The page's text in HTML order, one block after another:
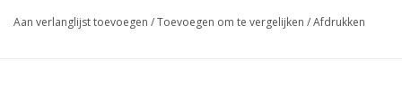
Aan verlanglijst toevoegen /Toevoegen om te vergelijken /Afdrukken